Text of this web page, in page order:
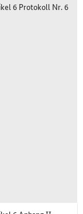
6 Protokoll Nr. 6